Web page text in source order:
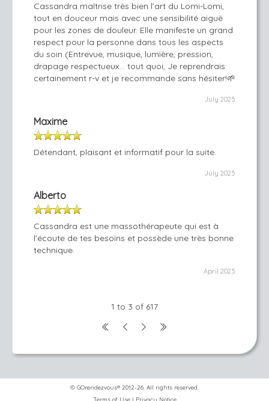
Cassandra maîtrise très bien l’art du Lomi-Lomi,
tout en douceur mais avec une sensibilité aiguë
pour les zones de douleur. Elle manifeste un grand
respect pour la personne dans tous les aspects
du soin (Entrevue, musique, lumière, pression,
drapage respectueux… tout quoi, Je reprendrais
certainement r-v et je recommande sans hésiter!🌱
July 2025
Maxime
Détendant, plaisant et informatif pour la suite.
July 2025
Alberto
Cassandra est une massothérapeute qui est à
l'écoute de tes besoins et possède une très bonne
technique.
April 2025
1 to 3 of 617
© GOrendezvous® 2012-26. All rights reserved.